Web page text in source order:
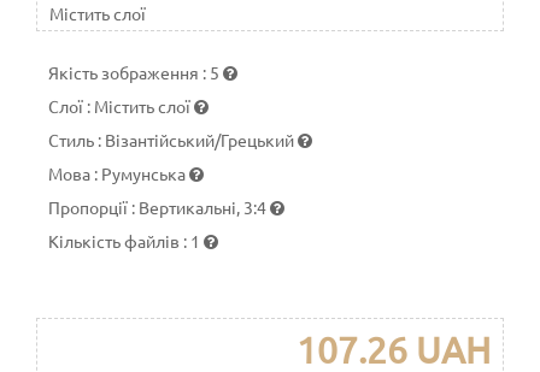
Містить слої
Якість зображення : 5
Слої : Містить слої
Стиль : Візантійський/Грецький
Мова : Румунська
Пропорції : Вертикальні, 3:4
Кількість файлів : 1
107.26 UAH